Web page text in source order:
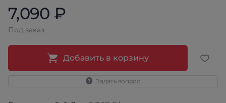
7,090 ₽
Под заказ
Добавить в корзину
Задать вопрос